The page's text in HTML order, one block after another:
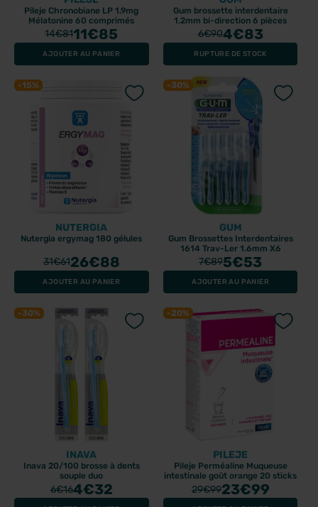
Pileje Chronobiane LP 1,9mg
Mélatonine 60 comprimés
14€8111€85
AJOUTER AU PANIER
Gum brossette interdentaire
1.2mm bi-direction 6 pièces
6€904€83
RUPTURE DE STOCK
-15%
NUTERGIA
Nutergia ergymag 180 gélules
31€6126€88
AJOUTER AU PANIER
-30%
GUM
Gum Brossettes Interdentaires
1614 Trav-Ler 1.6mm X6
7€895€53
AJOUTER AU PANIER
-30%
INAVA
Inava 20/100 brosse à dents
souple duo
6€164€32
-20%
PILEJE
Pileje Perméaline Muqueuse
intestinale goût orange 20 sticks
29€9923€99